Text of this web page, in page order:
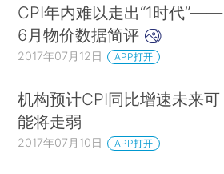
CPI年内难以走出“1时代”——
6月物价数据简评
2017年07月12日 APP打开
机构预计CPI同比增速未来可
能将走弱
2017年07月10日 APP打开